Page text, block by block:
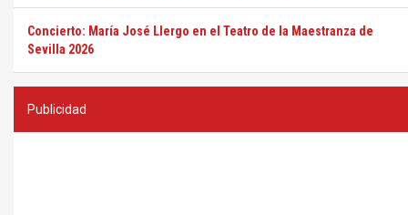
Concierto: María José Llergo en el Teatro de la Maestranza de
Sevilla 2026
Publicidad